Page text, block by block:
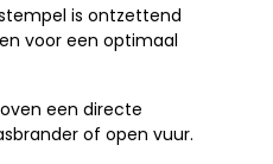
is ontzettend
voor een optimaal
een directe
of open vuur.